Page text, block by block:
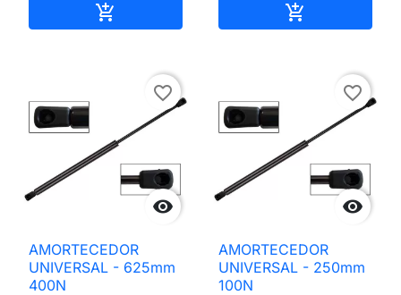
 

favorite_border
AMORTECEDOR
UNIVERSAL - 625mm
400N

favorite_border
AMORTECEDOR
UNIVERSAL - 250mm
100N